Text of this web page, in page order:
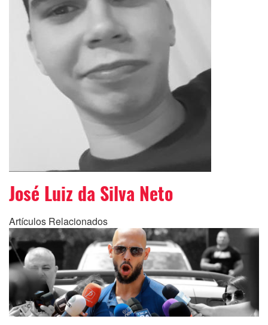
José Luiz da Silva Neto
Artículos Relacionados